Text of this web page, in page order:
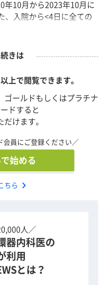
年10月から2023年10月に
、入院から<4日に全ての
きは
以上で閲覧できます。
ゴールドもしくはプラチナ
ドすると
だけます。
会員にご登録ください／
始める
ちら chevron_right
人／
器内科医の
利用
とは？